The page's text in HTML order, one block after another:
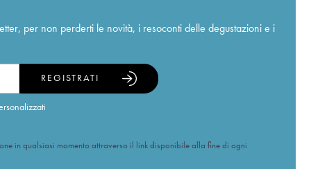
per non perderti le novità, i resoconti delle degustazioni e i
REGISTRATI
in qualsiasi momento attraverso il link disponibile alla fine di ogni